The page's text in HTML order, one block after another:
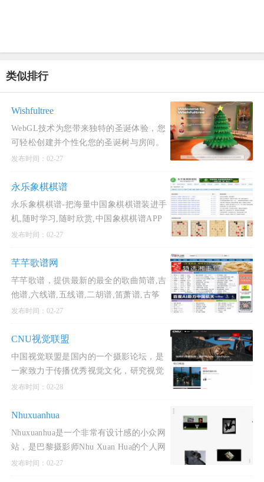
类似排行
Wishfultree
WebGL技术为您带来独特的圣诞体验，您
可轻松创建并个性化您的圣诞树与房间。
通过分享房间链接，与亲朋好友共同参与
发布时间：02-27
永乐象棋棋谱
永乐象棋棋谱-把海量中国象棋棋谱装进手
机,随时学习,随时欣赏,中国象棋棋谱APP
帮您快速提高象棋水平！永乐象棋棋谱是
发布时间：02-27
芊芊歌谱网
芊芊歌谱，提供最新的最全的歌曲简谱,吉
他谱,六线谱,五线谱,二胡谱,笛萧谱,古筝
谱,萨克斯谱,是最全面的歌谱曲谱下载网
发布时间：02-27
CNU视觉联盟
中国视觉联盟是国内的一个摄影论坛，是
一家致力于传播优秀视觉文化，研究视觉
艺术、交流视觉理念、开拓大众审美视野
发布时间：02-28
Nhuxuanhua
Nhuxuanhua是一个非常有设计感的小众网
站，是巴黎摄影师Nhu Xuan Hua的个人网
站。Nhu Xuan Hua曾学习过艺术，电影和
发布时间：02-27